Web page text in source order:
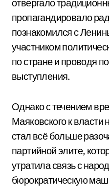
отвергало
пропагандировало
познакомился с
участником
по стране и проводя
выступления.
Однако с течением
Маяковского к
стал всё больше
партийной элите,
утратила связь с
бюрократическую